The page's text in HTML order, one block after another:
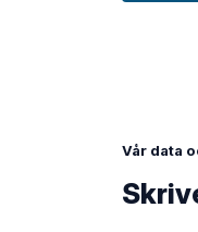
Vår data